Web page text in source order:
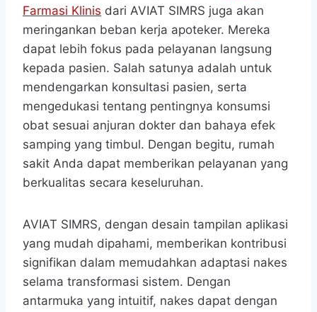
Farmasi Klinis dari AVIAT SIMRS juga akan
meringankan beban kerja apoteker. Mereka
dapat lebih fokus pada pelayanan langsung
kepada pasien. Salah satunya adalah untuk
mendengarkan konsultasi pasien, serta
mengedukasi tentang pentingnya konsumsi
obat sesuai anjuran dokter dan bahaya efek
samping yang timbul. Dengan begitu, rumah
sakit Anda dapat memberikan pelayanan yang
berkualitas secara keseluruhan.
AVIAT SIMRS, dengan desain tampilan aplikasi
yang mudah dipahami, memberikan kontribusi
signifikan dalam memudahkan adaptasi nakes
selama transformasi sistem. Dengan
antarmuka yang intuitif, nakes dapat dengan